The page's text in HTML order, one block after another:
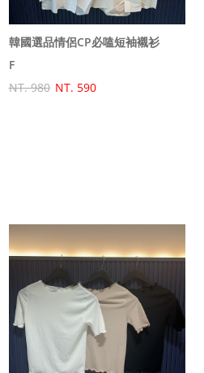
韓國選品情侶CP必嗑短袖襯衫
F
NT. 980 NT. 590